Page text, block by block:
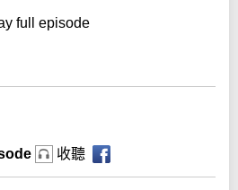
full episode
收聽